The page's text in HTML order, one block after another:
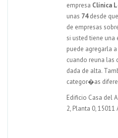
empresa Clínica
unas 74desde
de empresas
si usted tiene una
puede agregarla
cuando reuna las
dada de alta.
categor�as
Edificio Casa del
2, Planta 0, 15011